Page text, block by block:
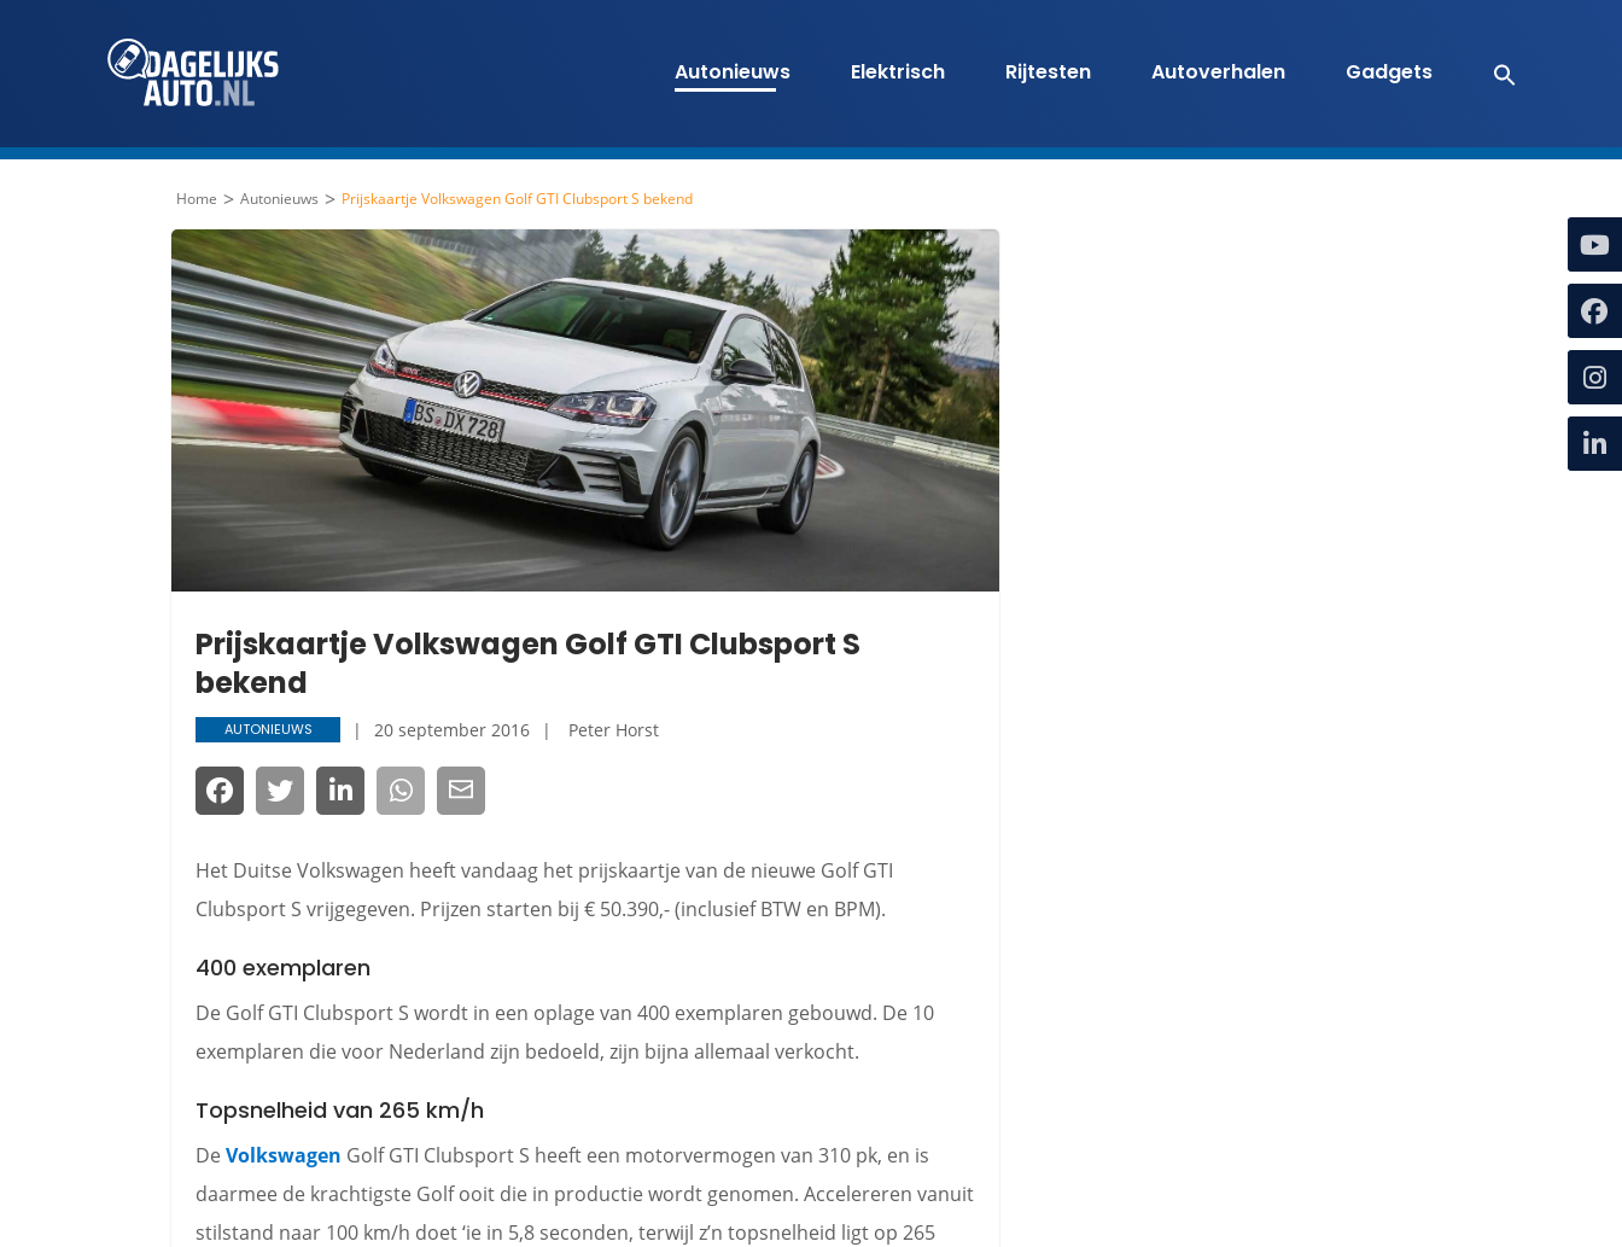
Autonieuws Elektrisch Rijtesten Autoverhalen Gadgets
Home > Autonieuws > Prijskaartje Volkswagen Golf GTI Clubsport S bekend
Prijskaartje Volkswagen Golf GTI Clubsport S
bekend
AUTONIEUWS 20 september 2016 Peter Horst
Het Duitse Volkswagen heeft vandaag het prijskaartje van de nieuwe Golf GTI
Clubsport S vrijgegeven. Prijzen starten bij € 50.390,- (inclusief BTW en BPM).
400 exemplaren
De Golf GTI Clubsport S wordt in een oplage van 400 exemplaren gebouwd. De 10
exemplaren die voor Nederland zijn bedoeld, zijn bijna allemaal verkocht.
Topsnelheid van 265 km/h
De Volkswagen Golf GTI Clubsport S heeft een motorvermogen van 310 pk, en is
daarmee de krachtigste Golf ooit die in productie wordt genomen. Accelereren vanuit
stilstand naar 100 km/h doet ‘ie in 5,8 seconden, terwijl z’n topsnelheid ligt op 265